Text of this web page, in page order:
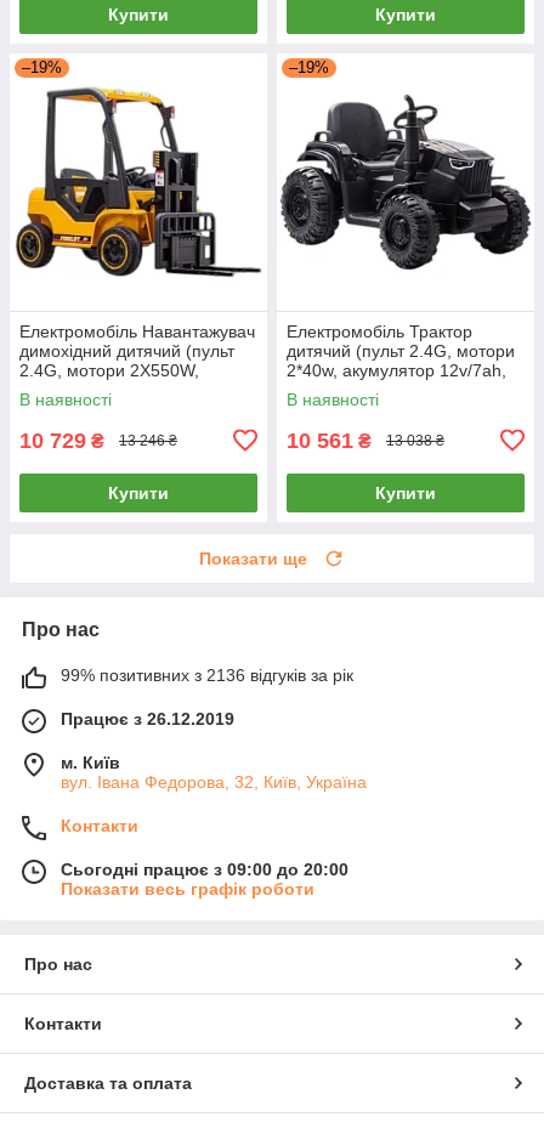
Купити Купити
–19%
Електромобіль Навантажувач
димохідний дитячий (пульт
2.4G, мотори 2X550W,
акумулятор 12V7AH, USB,
Mp3, підсвітка) BLS08Y
В наявності
10 729 ₴ 13 246 ₴
Купити
–19%
Електромобіль Трактор
дитячий (пульт 2.4G, мотори
2*40w, акумулятор 12v/7ah,
MP3, USB) CJ000A Чорний
В наявності
10 561 ₴ 13 038 ₴
Купити
Показати ще
Про нас
99% позитивних з 2136 відгуків за рік
Працює з 26.12.2019
м. Київ
вул. Івана Федорова, 32, Київ, Україна
Контакти
Сьогодні працює з 09:00 до 20:00
Показати весь графік роботи
Про нас
Контакти
Доставка та оплата